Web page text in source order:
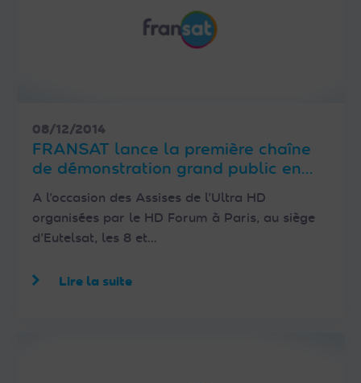
08/12/2014
FRANSAT lance la première chaîne
de démonstration grand public en
Ultra HD destinée au marché
français
A l’occasion des Assises de l’Ultra HD
organisées par le HD Forum à Paris, au siège
d’Eutelsat, les 8 et…
Lire la suite